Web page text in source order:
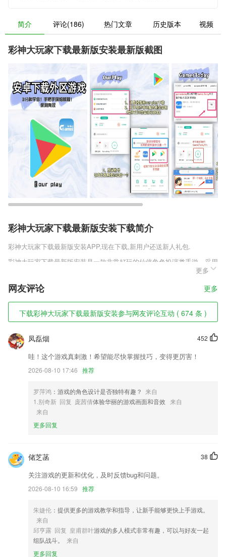
简介 评论(186) 热门文章 历史版本 视频
彩神大玩家下载最新版安装最新版截图
彩神大玩家下载最新版安装下载简介
彩神大玩家下载最新版安装APP,现在下载,新用户还送新人礼包.
彩神大玩家下载最新版安装是一款非常好玩的仙侠角色扮演类手游，采用
了武侠的画风，超清的画质，带个玩家独特的武侠世界，游戏中的人物设
定独特，大量的人物只哦耶可供玩家选择，还有多种多样的职业技能，技
能特效酷炫，超强的战斗场景，能给玩家带来震撼的游戏体验。
彩神大玩家下载最新版安装软件特色
1,》印刷级正版高清图片，良好的视觉体验，保护孩子视力
2,不同于其他兼职招聘类的软件，求职通除了线下求职的相关岗位，还拥
有居家办公等相关职位，方便宝妈在家也可以工作。
3,这里面显示的内容是很全面的，可以为大家带来很不错的参考意义。
5,★随意的选择需要去水印的模式
6,一线记者跟进为你排忧解难；亲历新闻现场的你，还能上头条呢！
彩神大玩家下载最新版安装软件优势
2.要把学以致用的原则贯穿整个学习过程，以使自己对绘图命令有深刻和
形象的理解
3.趣味性的学习模式，让孩子不会觉得枯燥压力，更有兴趣去学。
能服务，可以帮助老师更好的教育管理学生。
5.搜题君总共收录了两千多万道试题及答案，涵盖了当前比较热门的一些
考试试题，比如大学考试、网课、公务员、教师资格、考研、保险、自考
等，而且也包含了如八大员、继续教育、知识竞赛等一些不常见的问题答
更多
网友评论 更多
下载彩神大玩家下载最新版安装参与网友评论互动 ( 674 条 )
452
凤磊烟
哇！这个游戏真刺激！希望能尽快掌握技巧，变得更厉害！
2026-08-10 17:46 推荐
罗萍鸿 ：游戏的角色设计是否独特有趣？ 来自
1.别奇新 回复 庞茜倩体验华丽的游戏画面和音效 来自
来自
更多回复
38
储芝菡
关注游戏的更新和优化，及时反馈bug和问题。
2026-08-10 16:59 推荐
朱婕伦 ：提供更多的游戏教学和指导，让新手能够更快上手游戏。
来自
邱亨露 回复 皇甫群叶游戏的多人模式非常有趣，可以与好友一起
组队战斗。
来自
更多回复